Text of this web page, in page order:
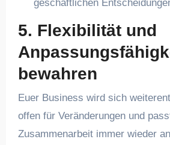
geschäftlichen
5. Flexibilität und
bewahren
Euer Business wird sich
offen für Veränderungen und
Zusammenarbeit immer wieder